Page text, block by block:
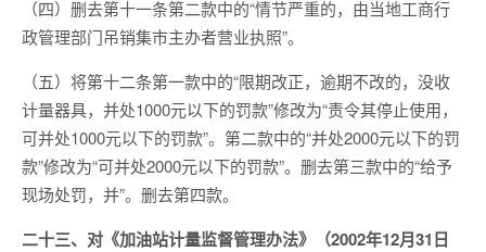
（四）删去第十一条第二款中的“情节严重的，由当地工商行
政管理部门吊销集市主办者营业执照”。
（五）将第十二条第一款中的“限期改正，逾期不改的，没收
计量器具，并处1000元以下的罚款”修改为“责令其停止使用，
可并处1000元以下的罚款”。第二款中的“并处2000元以下的罚
款”修改为“可并处2000元以下的罚款”。删去第三款中的“给予
现场处罚，并”。删去第四款。
二十三、对《加油站计量监督管理办法》（2002年12月31日